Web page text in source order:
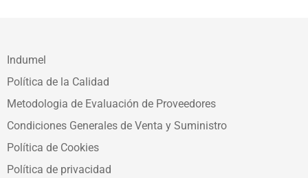
Indumel
Política de la Calidad
Metodologia de Evaluación de Proveedores
Condiciones Generales de Venta y Suministro
Política de Cookies
Política de privacidad